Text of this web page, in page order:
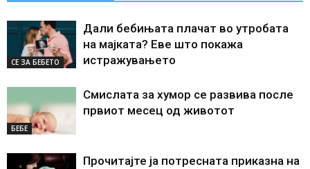
СЕ ЗА БЕБЕТО
Дали бебињата плачат во утробата
на мајката? Еве што покажа
истражувањето
БЕБЕ
Смислата за хумор се развива после
првиот месец од животот
Прочитајте ја потресната приказна на